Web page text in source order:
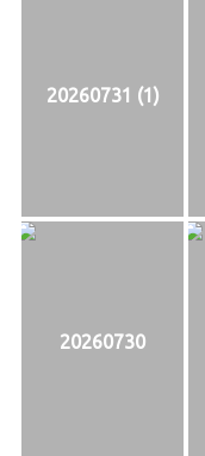
20260731 (1)
20260730